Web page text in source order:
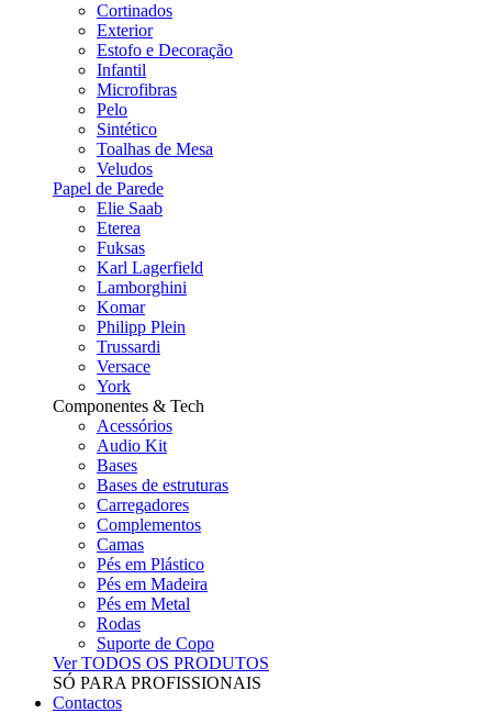
Cortinados
Exterior
Estofo e Decoração
Infantil
Microfibras
Pelo
Sintético
Toalhas de Mesa
Veludos
Papel de Parede
Elie Saab
Eterea
Fuksas
Karl Lagerfield
Lamborghini
Komar
Philipp Plein
Trussardi
Versace
York
Componentes & Tech
Acessórios
Audio Kit
Bases
Bases de estruturas
Carregadores
Complementos
Camas
Pés em Plástico
Pés em Madeira
Pés em Metal
Rodas
Suporte de Copo
Ver TODOS OS PRODUTOS
SÓ PARA PROFISSIONAIS
Contactos